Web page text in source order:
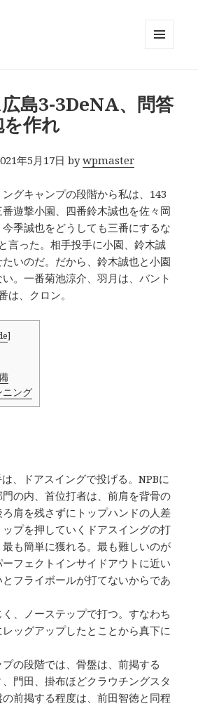
ット
島3-3DeNA、問答
作れ
年5月17日 bywpmaster
グキャンプの段階から私は、143
遊撃小園、四番鈴木誠也を佐々岡
季誠也をどうしても三番にするな
言った。相手投手に小園、鈴木誠
いのだ。だから、鈴木誠也と小園
。一番菊池涼介、羽月は、バント
は、クロン。
]
ニング
、ドアスイングで投げる。NPBに
の内、首位打者は、前肩を背骨の
肩を残さずにトップハンドの人差
プを押していくドアスイングの打
も簡単に獲れる。最も難しいのが
フェクトインサイドアウトに近い
フライボールが打てないからであ
、ノーステップで打つ。すなわち
ッグアップしたとことから真下に
の段階では、骨盤は、前掲する
門田、掛布ほどクラウチングスタ
前掲する程度は、前田智徳と同程